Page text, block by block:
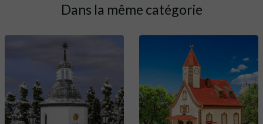
Dans la même catégorie